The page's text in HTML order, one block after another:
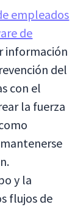
empleados
de
información
del
con el
la fuerza
y la
flujos de